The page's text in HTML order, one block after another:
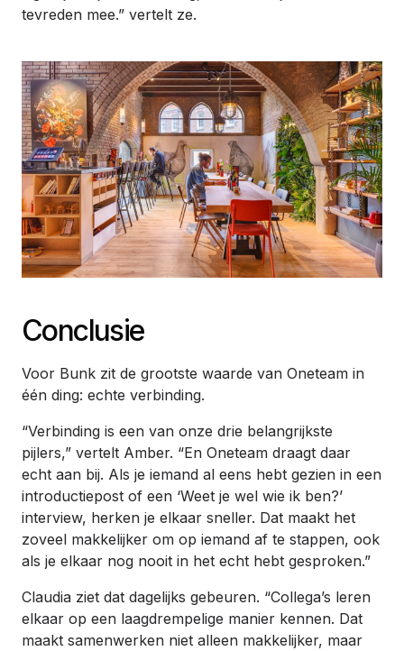
tevreden mee.” vertelt ze.
Conclusie
Voor Bunk zit de grootste waarde van Oneteam in
één ding: echte verbinding.
“Verbinding is een van onze drie belangrijkste
pijlers,” vertelt Amber. “En Oneteam draagt daar
echt aan bij. Als je iemand al eens hebt gezien in een
introductiepost of een ‘Weet je wel wie ik ben?’
interview, herken je elkaar sneller. Dat maakt het
zoveel makkelijker om op iemand af te stappen, ook
als je elkaar nog nooit in het echt hebt gesproken.”
Claudia ziet dat dagelijks gebeuren. “Collega’s leren
elkaar op een laagdrempelige manier kennen. Dat
maakt samenwerken niet alleen makkelijker, maar